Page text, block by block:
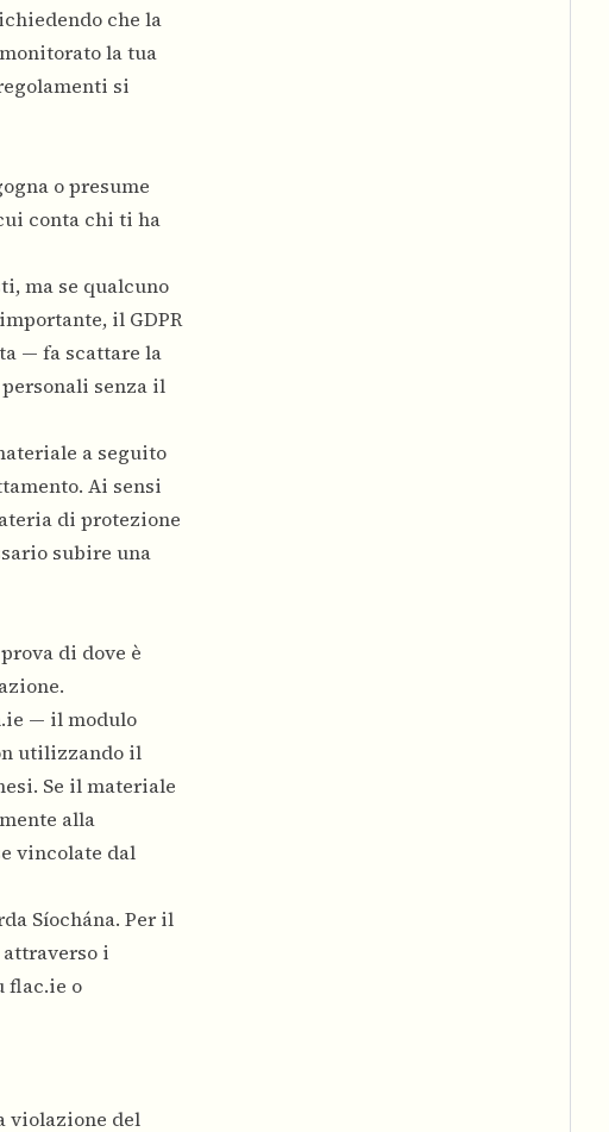
che la
la tua
si
o presume
conta chi ti ha
ma se qualcuno
il GDPR
— fa scattare la
senza il
a seguito
Ai sensi
di protezione
subire una
di dove è
— il modulo
utilizzando il
Se il materiale
alla
vincolate dal
Síochána. Per il
i
flac.ie o
violazione del